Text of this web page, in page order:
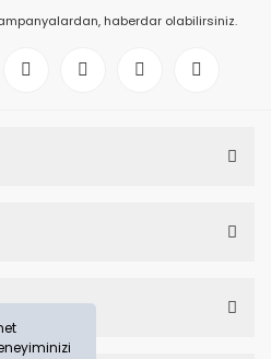
haberdar olabilirsiniz.